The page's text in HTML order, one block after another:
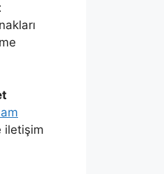
iletişim